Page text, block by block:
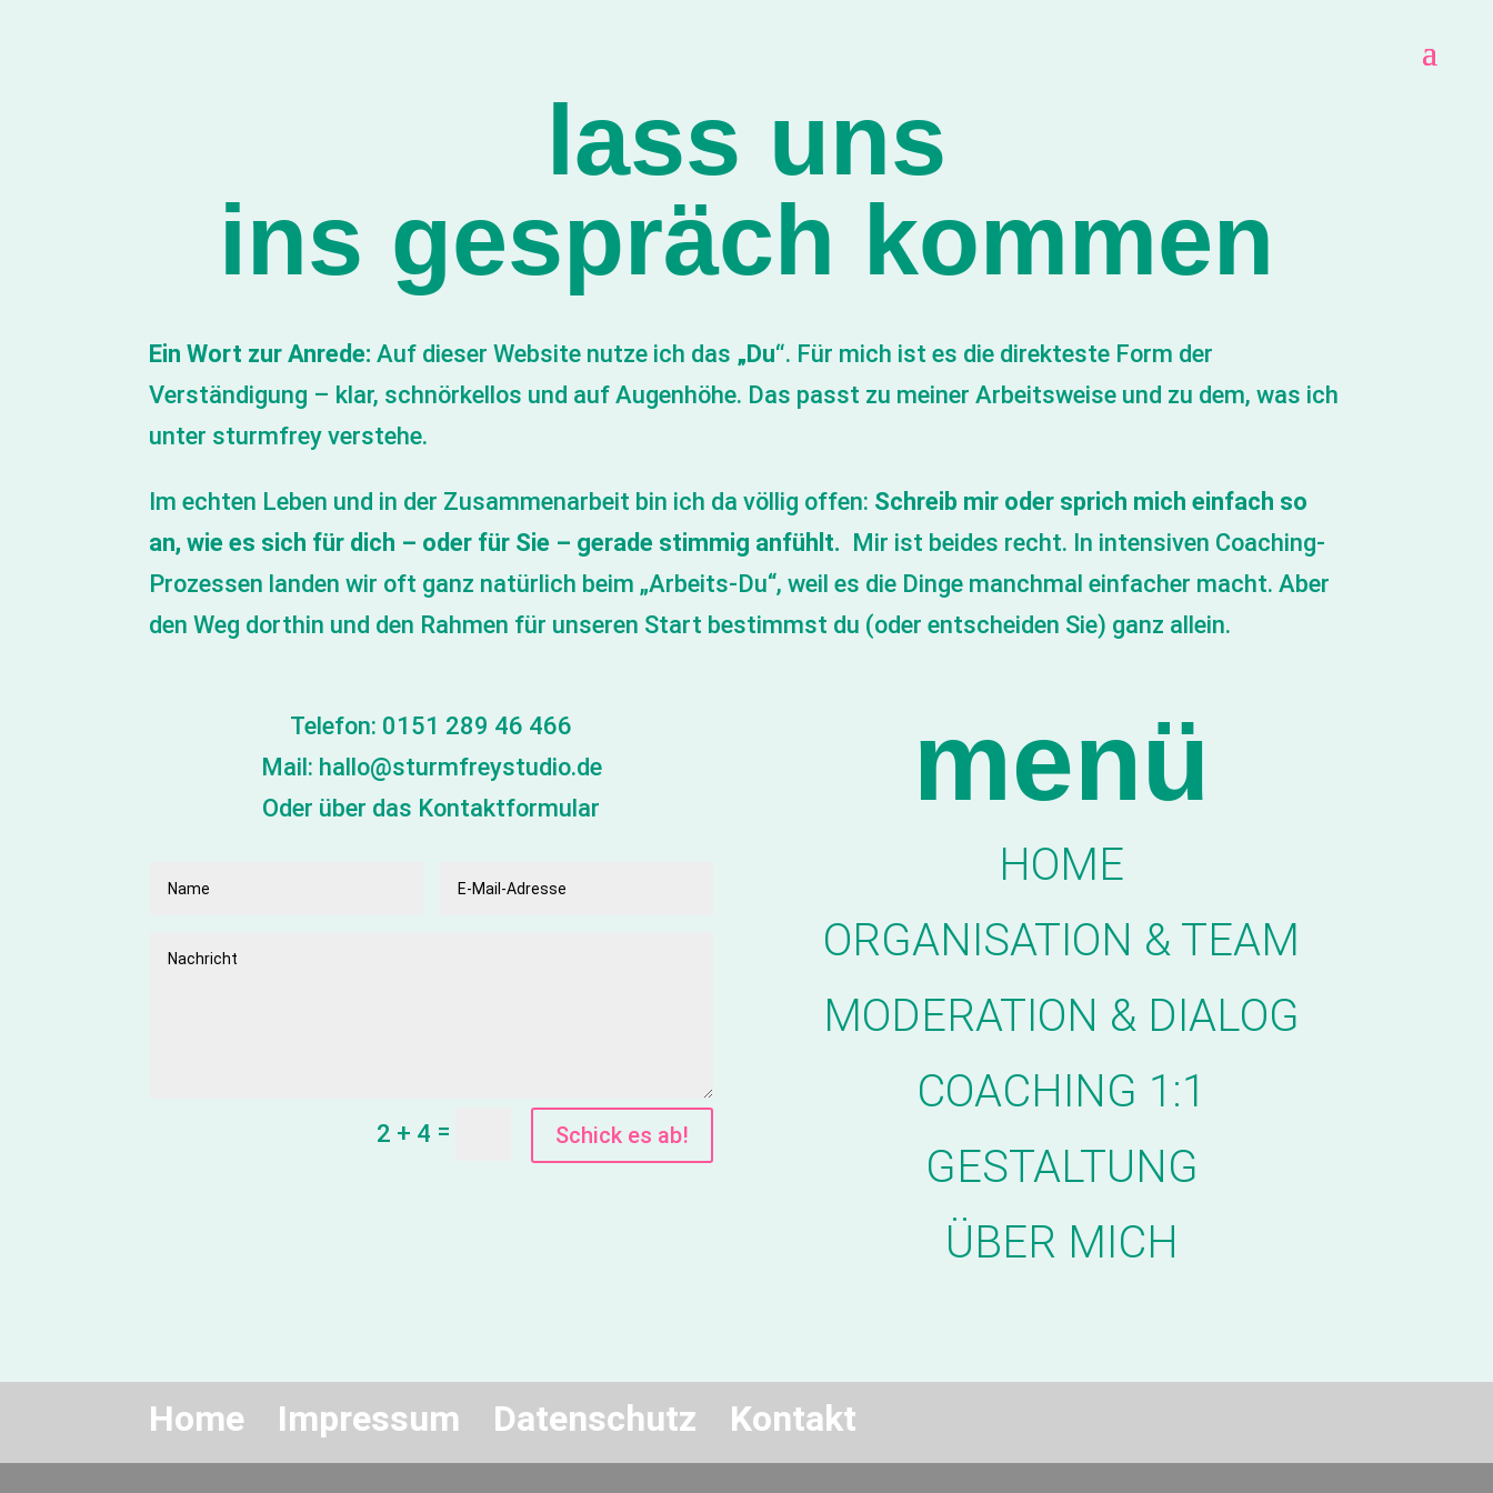
lass uns
ins gespräch kommen
Ein Wort zur Anrede: Auf dieser Website nutze ich das „Du“. Für mich ist es die direkteste Form der
Verständigung – klar, schnörkellos und auf Augenhöhe. Das passt zu meiner Arbeitsweise und zu dem, was ich
unter sturmfrey verstehe.
Im echten Leben und in der Zusammenarbeit bin ich da völlig offen: Schreib mir oder sprich mich einfach so
an, wie es sich für dich – oder für Sie – gerade stimmig anfühlt. Mir ist beides recht. In intensiven Coaching-
Prozessen landen wir oft ganz natürlich beim „Arbeits-Du“, weil es die Dinge manchmal einfacher macht. Aber
den Weg dorthin und den Rahmen für unseren Start bestimmst du (oder entscheiden Sie) ganz allein.
Telefon: 0151 289 46 466
Mail: hallo@sturmfreystudio.de
Oder über das Kontaktformular
2 + 4 = Schick es ab!
menü
HOME
ORGANISATION & TEAM
MODERATION & DIALOG
COACHING 1:1
GESTALTUNG
ÜBER MICH
Home Impressum Datenschutz Kontakt